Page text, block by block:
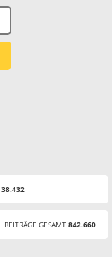
38.432
BEITRÄGE GESAMT 842.660